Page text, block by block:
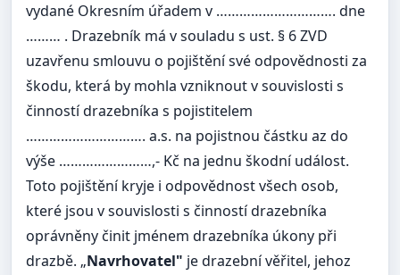
vydané Okresním úřadem v …………………………. dne
……… . Drazebník má v souladu s ust. § 6 ZVD
uzavřenu smlouvu o pojištění své odpovědnosti za
škodu, která by mohla vzniknout v souvislosti s
činností drazebníka s pojistitelem
…………………………. a.s. na pojistnou částku az do
výše ……………………,- Kč na jednu škodní událost.
Toto pojištění kryje i odpovědnost všech osob,
které jsou v souvislosti s činností drazebníka
oprávněny činit jménem drazebníka úkony při
drazbě. „Navrhovatel" je drazební věřitel, jehoz